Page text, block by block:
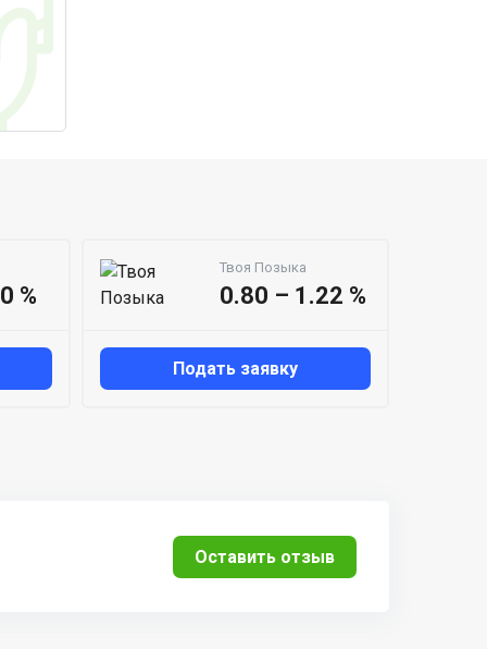
%
Твоя Позыка
0.80 – 1.22 %
Подать заявку
Оставить отзыв